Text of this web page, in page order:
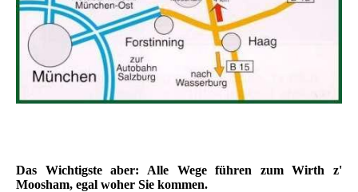
Das Wichtigste aber: Alle Wege führen zum Wirth z'
Moosham, egal woher Sie kommen.